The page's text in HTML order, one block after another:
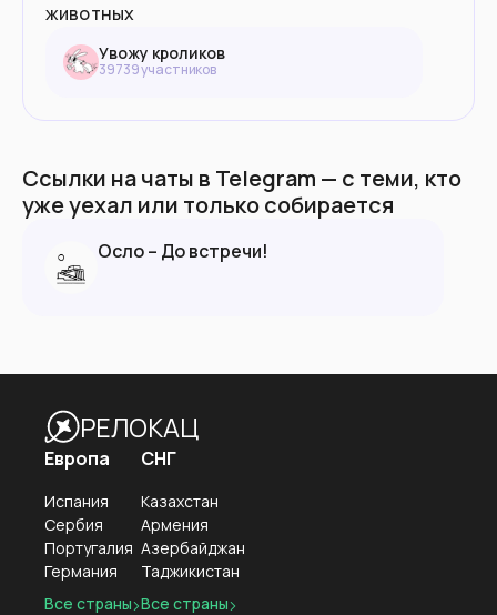
животных
Увожу кроликов
39739участников
Ссылки на чаты в Telegram — с теми, кто
уже уехал или только собирается
Осло – До встречи!
РЕЛОКАЦ
Европа
Испания
Сербия
Португалия
Германия
Все страны
СНГ
Казахстан
Армения
Азербайджан
Таджикистан
Все страны